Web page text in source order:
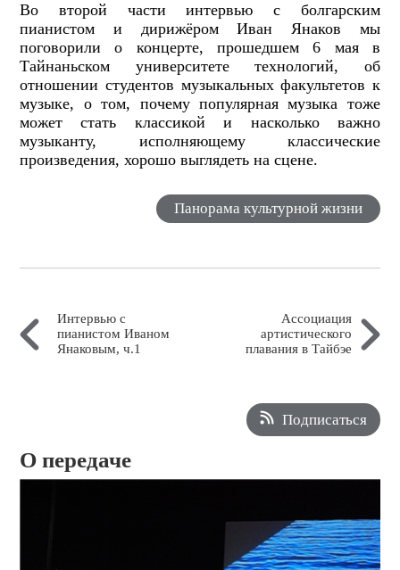
Во второй части интервью с болгарским
пианистом и дирижёром Иван Янаков мы
поговорили о концерте, прошедшем 6 мая в
Тайнаньском университете технологий, об
отношении студентов музыкальных факультетов к
музыке, о том, почему популярная музыка тоже
может стать классикой и насколько важно
музыканту, исполняющему классические
произведения, хорошо выглядеть на сцене.
Панорама культурной жизни
Интервью с
пианистом Иваном
Янаковым, ч.1
Ассоциация
артистического
плавания в Тайбэе
Подписаться
О передаче